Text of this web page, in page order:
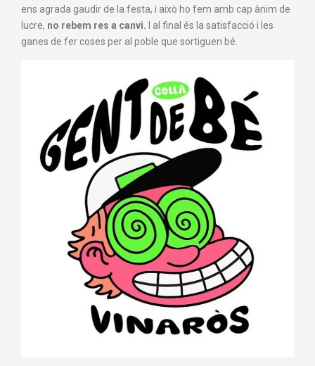
ens agrada gaudir de la festa, i això ho fem amb cap ànim de
lucre, no rebem res a canvi. I al final és la satisfacció i les
ganes de fer coses per al poble que sortiguen bé.